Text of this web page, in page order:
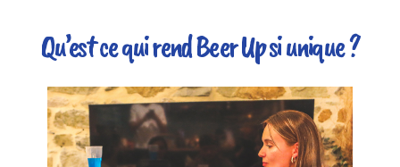
Qu’est ce qui rend Beer Up si unique ?